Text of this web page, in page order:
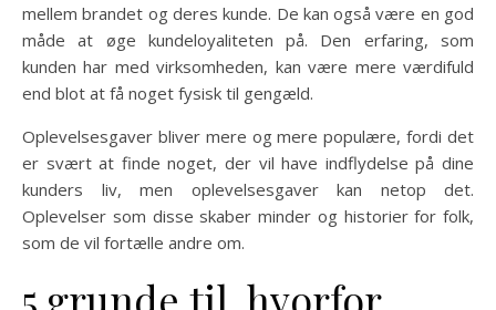
mellem brandet og deres kunde. De kan også være en god
måde at øge kundeloyaliteten på. Den erfaring, som
kunden har med virksomheden, kan være mere værdifuld
end blot at få noget fysisk til gengæld.
Oplevelsesgaver bliver mere og mere populære, fordi det
er svært at finde noget, der vil have indflydelse på dine
kunders liv, men oplevelsesgaver kan netop det.
Oplevelser som disse skaber minder og historier for folk,
som de vil fortælle andre om.
5 grunde til, hvorfor